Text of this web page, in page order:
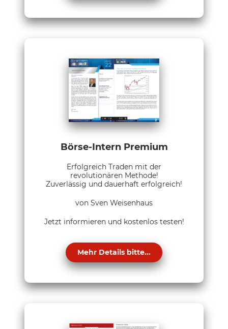
Börse-Intern Premium
Erfolgreich Traden mit der
revolutionären Methode!
Zuverlässig und dauerhaft erfolgreich!
von Sven Weisenhaus
Jetzt informieren und kostenlos testen!
Mehr Details bitte...